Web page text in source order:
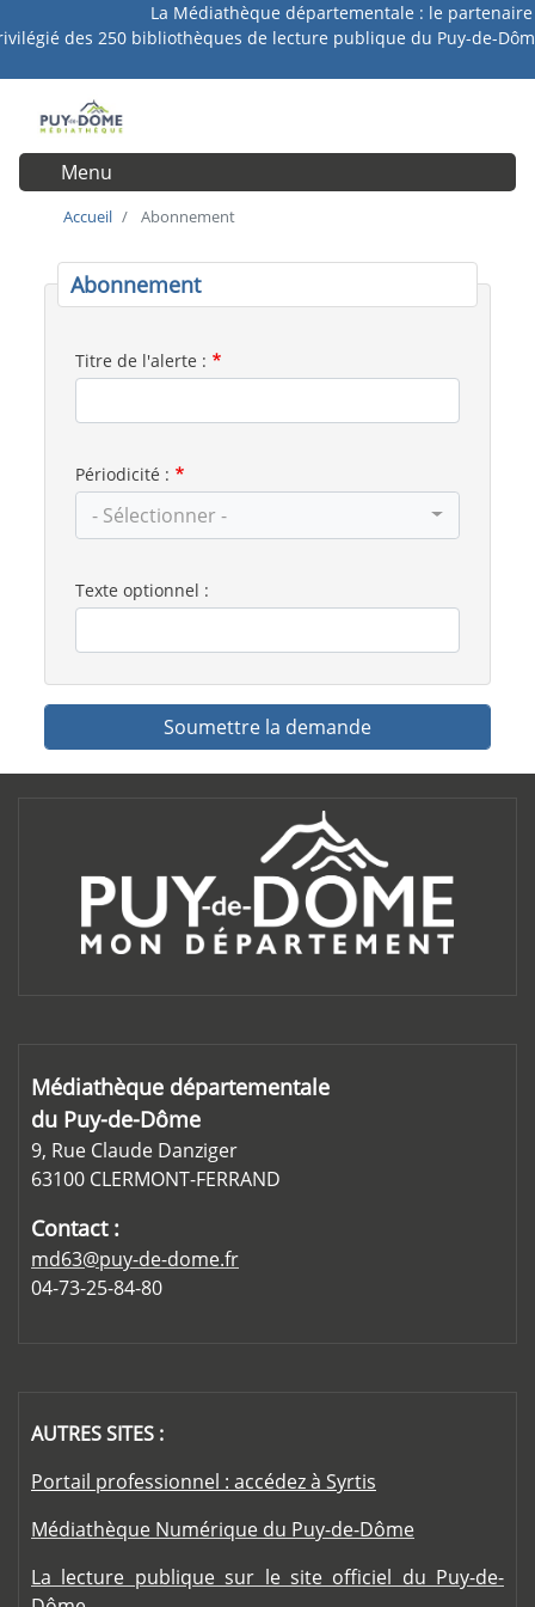
Aller
au
La Médiathèque départementale : le partenaire
des 250 bibliothèques de lecture publique du Puy-de-
User account menu
Menu
Accueil Abonnement
Abonnement
Titre de l'alerte :
Périodicité :
- Sélectionner -
Texte optionnel :
Médiathèque départementale
du Puy-de-Dôme
9, Rue Claude Danziger
63100 CLERMONT-FERRAND
Contact :
md63@puy-de-dome.fr
04-73-25-84-80
AUTRES SITES :
Portail professionnel : accédez à Syrtis
Médiathèque Numérique du Puy-de-Dôme
La lecture publique sur le site officiel du Puy-de-